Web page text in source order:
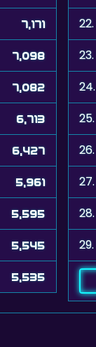
7,171
7,098
7,082
6,713
6,427
5,961
5,595
5,545
5,535
22.
23.
24.
25.
26.
27.
28.
29.